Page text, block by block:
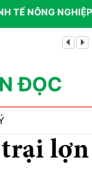
TẾ NÔNG NGHIỆP
Lâm
ĐỌC
trại lợn